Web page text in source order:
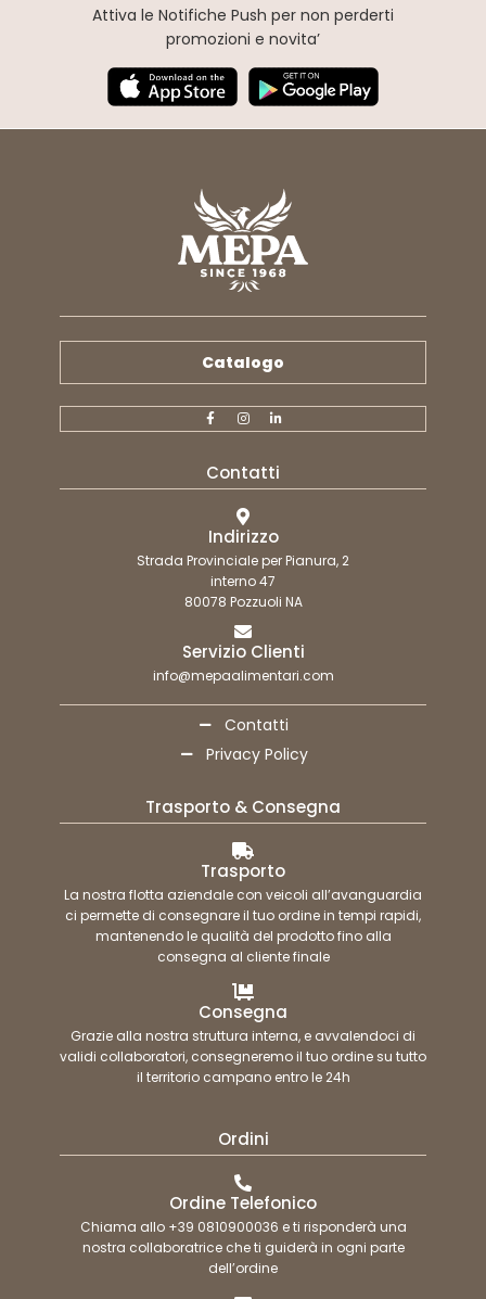
Attiva le Notifiche Push per non perderti
promozioni e novita’
Catalogo
Contatti
Indirizzo
Strada Provinciale per Pianura, 2
interno 47
80078 Pozzuoli NA
Servizio Clienti
info@mepaalimentari.com
Contatti
Privacy Policy
Trasporto & Consegna
Trasporto
La nostra flotta aziendale con veicoli all’avanguardia
ci permette di consegnare il tuo ordine in tempi rapidi,
mantenendo le qualità del prodotto fino alla
consegna al cliente finale
Consegna
Grazie alla nostra struttura interna, e avvalendoci di
validi collaboratori, consegneremo il tuo ordine su tutto
il territorio campano entro le 24h
Ordini
Ordine Telefonico
Chiama allo +39 0810900036 e ti risponderà una
nostra collaboratrice che ti guiderà in ogni parte
dell’ordine